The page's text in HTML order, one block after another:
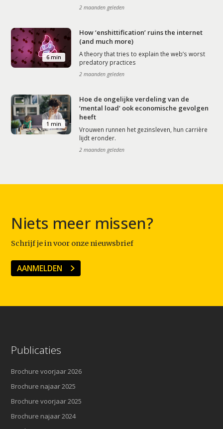
2 maanden geleden
6 min
How ‘enshittification’ ruins the internet
(and much more)
A theory that tries to explain the web’s worst
predatory practices
2 maanden geleden
1 min
Hoe de ongelijke verdeling van de
‘mental load’ ook economische gevolgen
heeft
Vrouwen runnen het gezinsleven, hun carrière
lijdt eronder.
2 maanden geleden
Niets meer missen?
Schrijf je in voor onze nieuwsbrief
AANMELDEN
Publicaties
Brochure voorjaar 2026
Brochure najaar 2025
Brochure voorjaar 2025
Brochure najaar 2024